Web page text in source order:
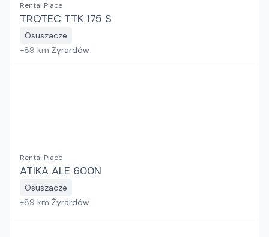
Rental Place
TROTEC TTK 175 S
Osuszacze
+89 km Żyrardów
Rental Place
ATIKA ALE 600N
Osuszacze
+89 km Żyrardów